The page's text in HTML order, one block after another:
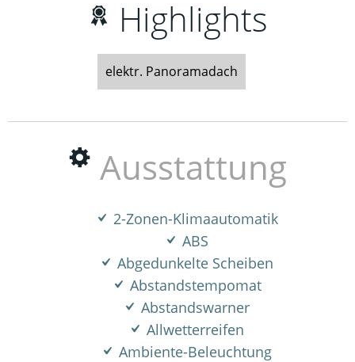
Highlights
elektr. Panoramadach
Ausstattung
2-Zonen-Klimaautomatik
ABS
Abgedunkelte Scheiben
Abstandstempomat
Abstandswarner
Allwetterreifen
Ambiente-Beleuchtung